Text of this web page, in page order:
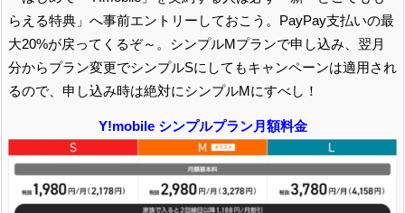
らえる特典」へ事前エントリーしておこう。PayPay支払いの最
大20%が戻ってくるぞ～。シンプルMプランで申し込み、翌月
分からプラン変更でシンプルSにしてもキャンペーンは適用され
るので、申し込み時は絶対にシンプルMにすべし！
Y!mobile シンプルプラン月額料金